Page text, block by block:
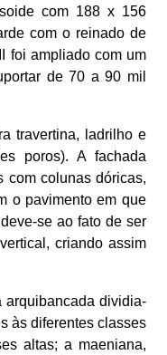
com 188 x 156
com o reinado de
foi ampliado com um
de 70 a 90 mil
travertina, ladrilho e
poros). A fachada
com colunas dóricas,
o pavimento em que
se ao fato de ser
criando assim
arquibancada dividia-
às diferentes classes
altas; a maeniana,